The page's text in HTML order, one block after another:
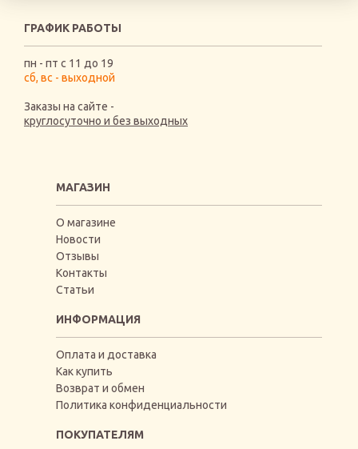
ГРАФИК РАБОТЫ
пн - пт с 11 до 19
сб, вс - выходной
Заказы на сайте -
круглосуточно и без выходных
МАГАЗИН
О магазине
Новости
Отзывы
Контакты
Статьи
ИНФОРМАЦИЯ
Оплата и доставка
Как купить
Возврат и обмен
Политика конфиденциальности
ПОКУПАТЕЛЯМ